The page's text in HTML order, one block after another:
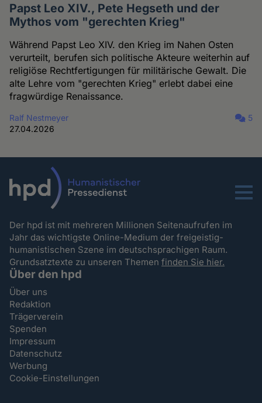
Papst Leo XIV., Pete Hegseth und der
Mythos vom "gerechten Krieg"
Während Papst Leo XIV. den Krieg im Nahen Osten
verurteilt, berufen sich politische Akteure weiterhin auf
religiöse Rechtfertigungen für militärische Gewalt. Die
alte Lehre vom "gerechten Krieg" erlebt dabei eine
fragwürdige Renaissance.
Ralf Nestmeyer
27.04.2026
5
Menu
Der hpd ist mit mehreren Millionen Seitenaufrufen im
Jahr das wichtigste Online-Medium der freigeistig-
humanistischen Szene im deutschsprachigen Raum.
Grundsatztexte zu unseren Themenfinden Sie hier.
Über den hpd
Über uns
Redaktion
Trägerverein
Spenden
Impressum
Datenschutz
Werbung
Cookie-Einstellungen